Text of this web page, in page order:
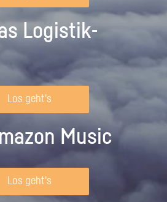
Logistik­
Los geht's
Music
Los geht's